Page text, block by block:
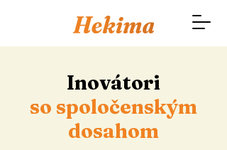
Inovátori
so spoločenským
dosahom